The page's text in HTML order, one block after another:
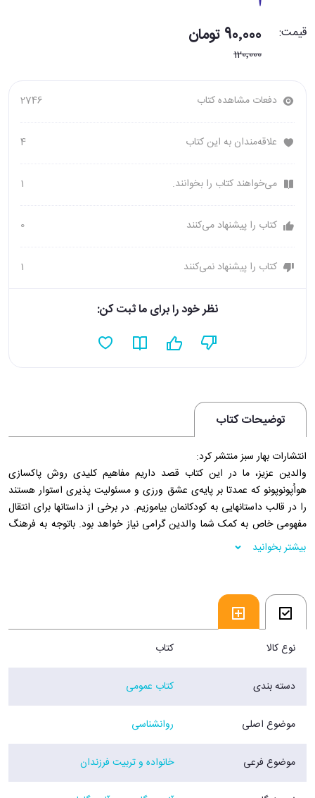
قیمت: 90٬000 تومان
120٬000
دفعات مشاهده کتاب 2746
علاقه‌مندان به این کتاب 4
می‌خواهند کتاب را بخوانند. 1
کتاب را پیشنهاد می‌کنند 0
کتاب را پیشنهاد نمی‌کنند 1
نظر خود را برای ما ثبت کن:
توضیحات کتاب
انتشارات بهار سبز منتشر کرد:
والدین عزیز، ما در این کتاب قصد داریم مفاهیم کلیدی روش پاکسازی
هواُپونوپونو که عمدتا بر پایه‌ی عشق ورزی و مسئولیت پذیری استوار هستند
را در قالب داستانهایی به کودکانمان بیاموزیم. در برخی از داستانها برای انتقال
مفهومی خاص به کمک شما والدین گرامی نیاز خواهد بود. باتوجه به فرهنگ
خانوادگی، سطح آگاهیو ادبیات گفتاری خود، مفاهیمی که ممکن است برای
کودکتان ملموس نباشد را تشریح کنید. برای درک، بیان و انتقال صحیح مطالب
بهارسبز به چاپ رسیده‌اند را مطالعه فرمایید.
فروشگاه اینترنتی 30بوک
بیشتر بخوانید
نوع کالا کتاب
دسته بندی کتاب عمومی
موضوع اصلی روانشناسی
موضوع فرعی خانواده و تربیت فرزندان